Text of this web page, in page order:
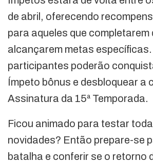
de abril, oferecendo
para aqueles que completarem
alcançarem metas
participantes poderão
Ímpeto bônus e desbloquear a
Assinatura da 15ª Temporada.
Ficou animado para testar
novidades? Então prepare-se
batalha e conferir se o retorno